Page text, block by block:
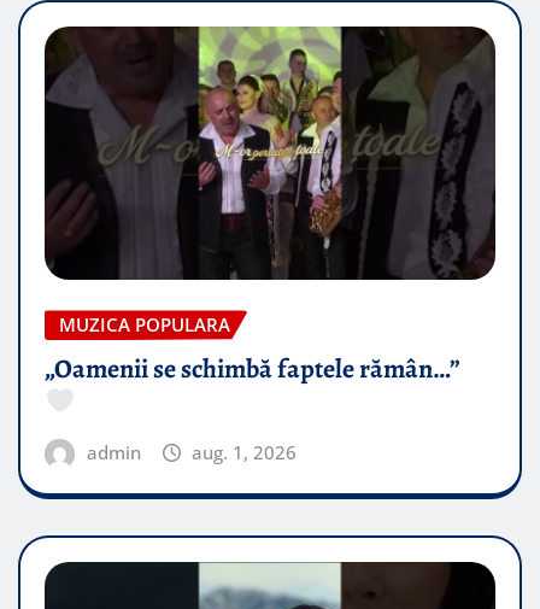
MUZICA POPULARA
„Oamenii se schimbă faptele rămân…”
admin aug. 1, 2026